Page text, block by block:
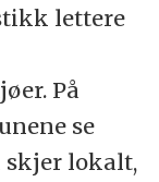
lettere
På
se
skjer lokalt,